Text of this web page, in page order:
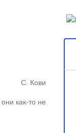
С. Кови
как-то не